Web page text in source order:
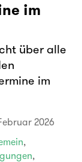
im
über alle
im
2026
,
,